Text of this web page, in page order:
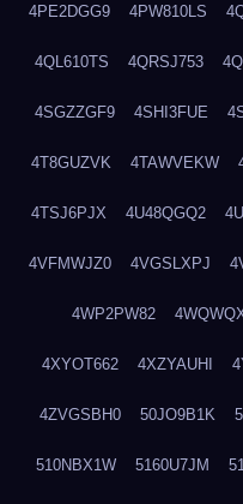
4PE2DGG9 4PW810LS
4QL610TS 4QRSJ753
4SGZZGF9 4SHI3FUE
4T8GUZVK 4TAWVEKW
4TSJ6PJX 4U48QGQ2
4VFMWJZ0 4VGSLXPJ
4WP2PW82
4XYOT662 4XZYAUHI
4ZVGSBH0 50JO9B1K
510NBX1W 5160U7JM